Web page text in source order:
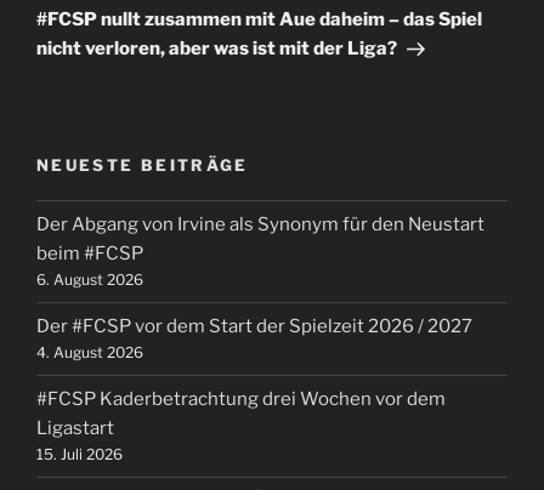
Beitrag
#FCSP nullt zusammen mit Aue daheim – das Spiel
nicht verloren, aber was ist mit der Liga?
NEUESTE BEITRÄGE
Der Abgang von Irvine als Synonym für den Neustart
beim #FCSP
6. August 2026
Der #FCSP vor dem Start der Spielzeit 2026 / 2027
4. August 2026
#FCSP Kaderbetrachtung drei Wochen vor dem
Ligastart
15. Juli 2026